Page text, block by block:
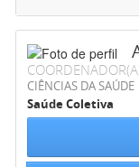
CIÊNCIAS DA SAÚDE
Saúde Coletiva